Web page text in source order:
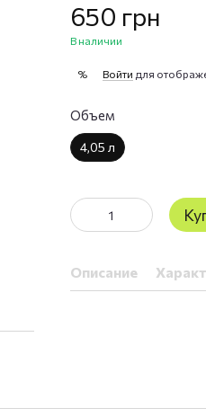
650 грн
В наличии
% Войти для
Объем
4,05 л
Описание